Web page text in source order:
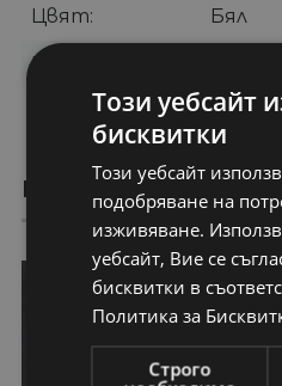
Цвят Бял
Категории
ПРЕПОРЪЧАНИ
Този уебсайт
бисквитки
Този уебсайт
подобряване на
изживяване.
уебсайт, Вие се
бисквитки в
Политика за
Строго